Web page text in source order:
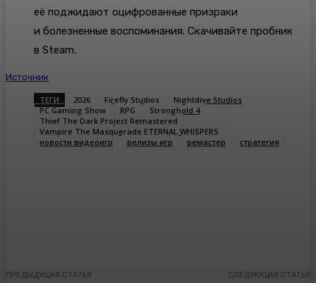
её поджидают оцифрованные призраки
и болезненные воспоминания. Скачивайте пробник
в Steam.
Источник
ТЕГИ 2026 Firefly Studios
Nightdive Studios
PC Gaming Show
RPG
Stronghold 4
Thief The Dark Project Remastered
Vampire The Masquerade ETERNAL WHISPERS
новости видеоигр
релизы игр ремастер стратегия
ПРЕДЫДУЩАЯ СТАТЬЯ СЛЕДУЮЩАЯ СТАТЬЯ